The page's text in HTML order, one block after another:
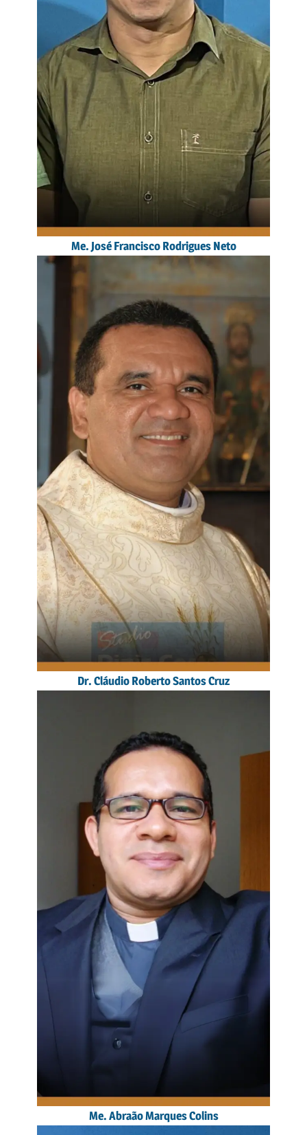
Me. José Francisco Rodrigues Neto
Dr. Cláudio Roberto Santos Cruz
Me. Abraão Marques Colins